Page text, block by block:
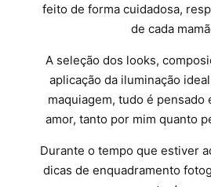
feito de forma cuidadosa,
de cada
A seleção dos looks,
aplicação da iluminação
maquiagem, tudo é pensado
amor, tanto por mim quanto
Durante o tempo que estiver
dicas de enquadramento